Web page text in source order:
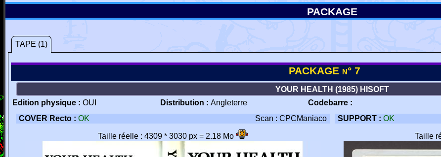
PACKAGE
TAPE (1)
PACKAGE n° 7
YOUR HEALTH (1985) HISOFT
Edition physique : OUI Distribution : Angleterre Codebarre :
COVER Recto : OK Scan : CPCManiaco SUPPORT : OK
Taille réelle : 4309 * 3030 px = 2.18 Mo Taille